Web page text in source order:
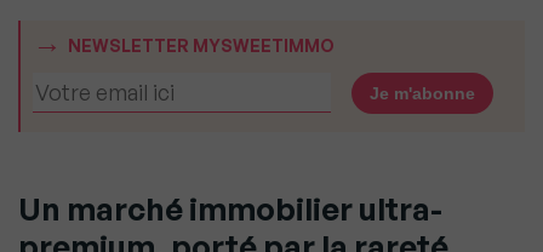
NEWSLETTER MYSWEETIMMO
Un marché immobilier ultra-